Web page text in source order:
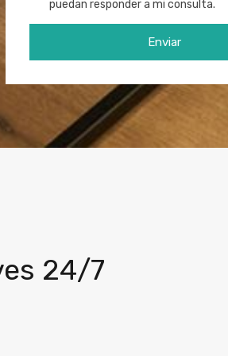
puedan responder a mi consulta.
24/7